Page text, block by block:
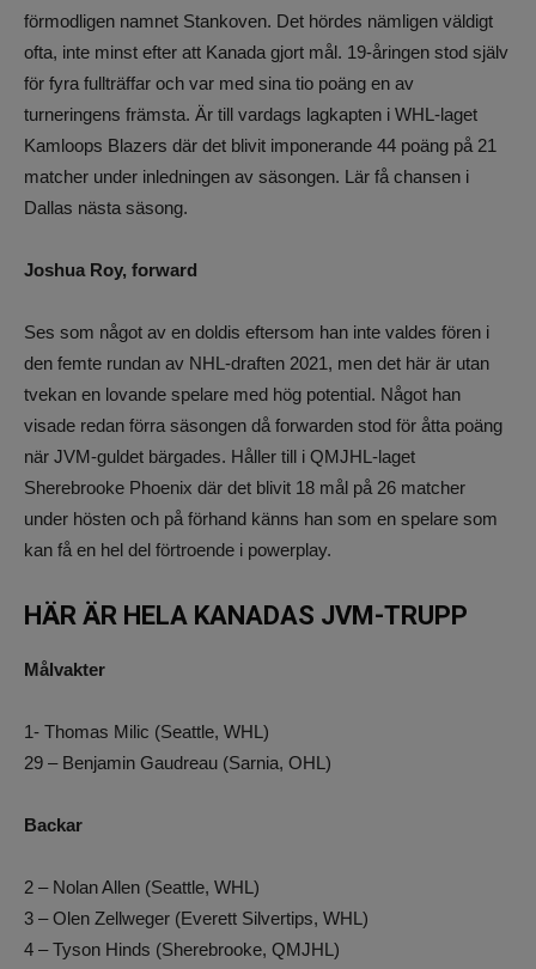
förmodligen namnet Stankoven. Det hördes nämligen väldigt
ofta, inte minst efter att Kanada gjort mål. 19-åringen stod själv
för fyra fullträffar och var med sina tio poäng en av
turneringens främsta. Är till vardags lagkapten i WHL-laget
Kamloops Blazers där det blivit imponerande 44 poäng på 21
matcher under inledningen av säsongen. Lär få chansen i
Dallas nästa säsong.
Joshua Roy, forward
Ses som något av en doldis eftersom han inte valdes fören i
den femte rundan av NHL-draften 2021, men det här är utan
tvekan en lovande spelare med hög potential. Något han
visade redan förra säsongen då forwarden stod för åtta poäng
när JVM-guldet bärgades. Håller till i QMJHL-laget
Sherebrooke Phoenix där det blivit 18 mål på 26 matcher
under hösten och på förhand känns han som en spelare som
kan få en hel del förtroende i powerplay.
HÄR ÄR HELA KANADAS JVM-TRUPP
Målvakter
1- Thomas Milic (Seattle, WHL)
29 – Benjamin Gaudreau (Sarnia, OHL)
Backar
2 – Nolan Allen (Seattle, WHL)
3 – Olen Zellweger (Everett Silvertips, WHL)
4 – Tyson Hinds (Sherebrooke, QMJHL)